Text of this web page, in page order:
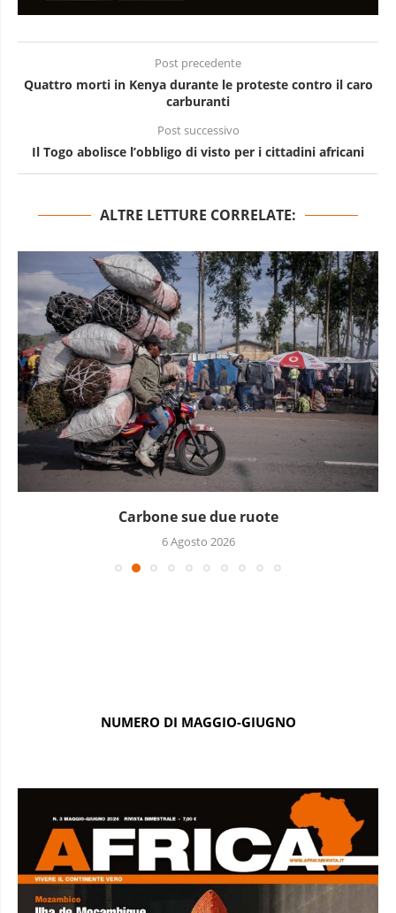
Post precedente
Quattro morti in Kenya durante le proteste contro il caro
carburanti
Post successivo
Il Togo abolisce l’obbligo di visto per i cittadini africani
ALTRE LETTURE CORRELATE:
Carbone sue due ruote
6 Agosto 2026
NUMERO DI MAGGIO-GIUGNO